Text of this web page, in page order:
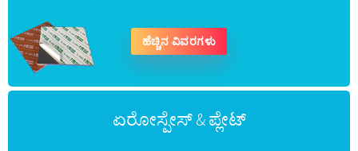
ಹೆಚ್ಚಿನ ವಿವರಗಳು
ಏರೋಸ್ಪೇಸ್ & ಪ್ಲೇಟ್